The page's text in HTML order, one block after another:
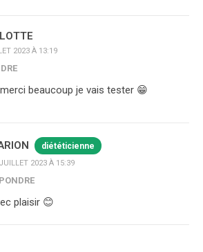
2023 À 13:19
beaucoup je vais tester 😁
diététicienne
2023 À 15:39
plaisir 😊